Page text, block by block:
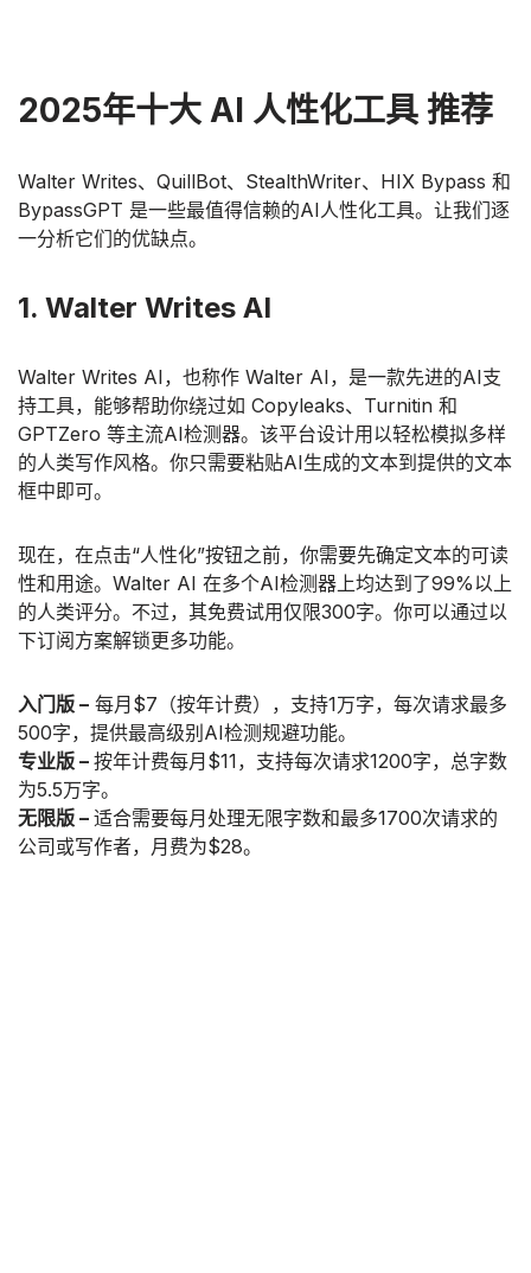
2025年十大 AI 人性化工具 推荐
Walter Writes、QuillBot、StealthWriter、HIX Bypass 和
BypassGPT 是一些最值得信赖的AI人性化工具。让我们逐
一分析它们的优缺点。
1. Walter Writes AI
Walter Writes AI，也称作 Walter AI，是一款先进的AI支
持工具，能够帮助你绕过如 Copyleaks、Turnitin 和
GPTZero 等主流AI检测器。该平台设计用以轻松模拟多样
的人类写作风格。你只需要粘贴AI生成的文本到提供的文本
框中即可。
现在，在点击“人性化”按钮之前，你需要先确定文本的可读
性和用途。Walter AI 在多个AI检测器上均达到了99%以上
的人类评分。不过，其免费试用仅限300字。你可以通过以
下订阅方案解锁更多功能。
入门版 – 每月$7（按年计费），支持1万字，每次请求最多
500字，提供最高级别AI检测规避功能。
专业版 – 按年计费每月$11，支持每次请求1200字，总字数
为5.5万字。
无限版 – 适合需要每月处理无限字数和最多1700次请求的
公司或写作者，月费为$28。